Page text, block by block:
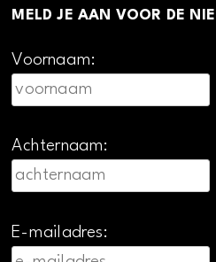
MELD JE AAN VOOR DE
Voornaam:
Achternaam:
E-mailadres: